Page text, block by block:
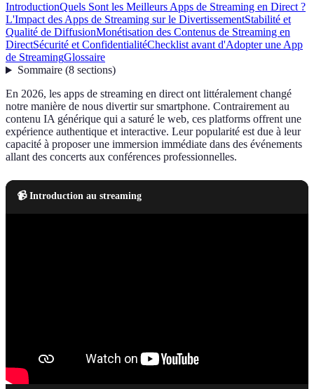
IntroductionQuels Sont les Meilleurs Apps de Streaming en Direct ?
L'Impact des Apps de Streaming sur le DivertissementStabilité et
Qualité de DiffusionMonétisation des Contenus de Streaming en
DirectSécurité et ConfidentialitéChecklist avant d'Adopter une App
de StreamingGlossaire
Sommaire(8 sections)
En 2026, les apps de streaming en direct ont littéralement changé
notre manière de nous divertir sur smartphone. Contrairement au
contenu IA générique qui a saturé le web, ces platforms offrent une
expérience authentique et interactive. Leur popularité est due à leur
capacité à proposer une immersion immédiate dans des événements
allant des concerts aux conférences professionnelles.
📹 Introduction au streaming